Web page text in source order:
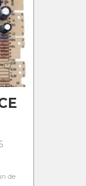
de